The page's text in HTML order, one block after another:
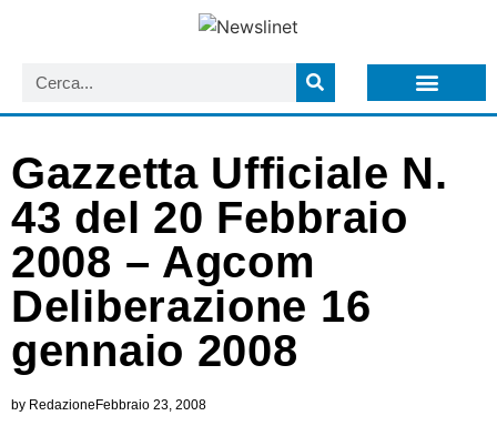
Gazzetta Ufficiale N.
43 del 20 Febbraio
2008 – Agcom
Deliberazione 16
gennaio 2008
by RedazioneFebbraio 23, 2008